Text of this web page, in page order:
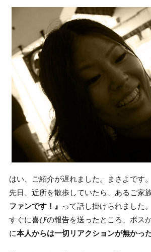
はい、ご紹介が遅れました。まさよです。
先日、近所を散歩していたら、あるご家
ファンです！』 って話し掛けられました。
すぐに喜びの報告を送ったところ、ボス
に本人からは一切リアクションが無かっ